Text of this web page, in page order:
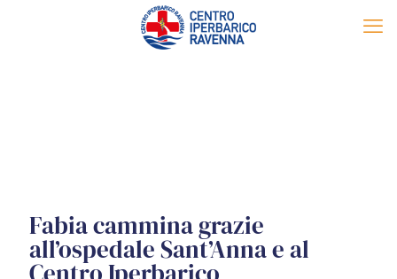
Fabia cammina grazie
all’ospedale Sant’Anna e al